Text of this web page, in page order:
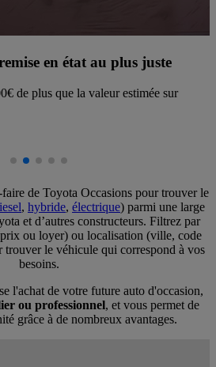
en état au plus juste
de plus que la valeur estimée sur
de Toyota Occasions pour trouver le
, hybride, électrique) parmi une large
et d’autres constructeurs. Filtrez par
ou loyer) ou localisation (ville, code
trouver le véhicule qui correspond à vos
besoins.
l'achat de votre future auto d'occasion,
ou professionnel, et vous permet de
grâce à de nombreux avantages.